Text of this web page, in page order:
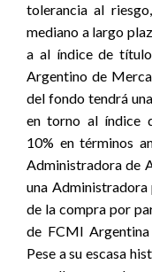
tolerancia al
mediano a largo
a al índice de
Argentino de
del fondo tendrá
en torno al índice
10% en términos
Administradora de
una Administradora
de la compra por
de FCMI
Pese a su escasa